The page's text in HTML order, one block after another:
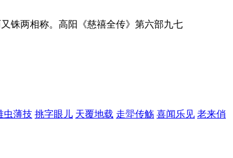
铢两相称。高阳《慈禧全传》第六部九七
虫薄技 挑字眼儿 天覆地载 走斝传觞 喜闻乐见 老来俏